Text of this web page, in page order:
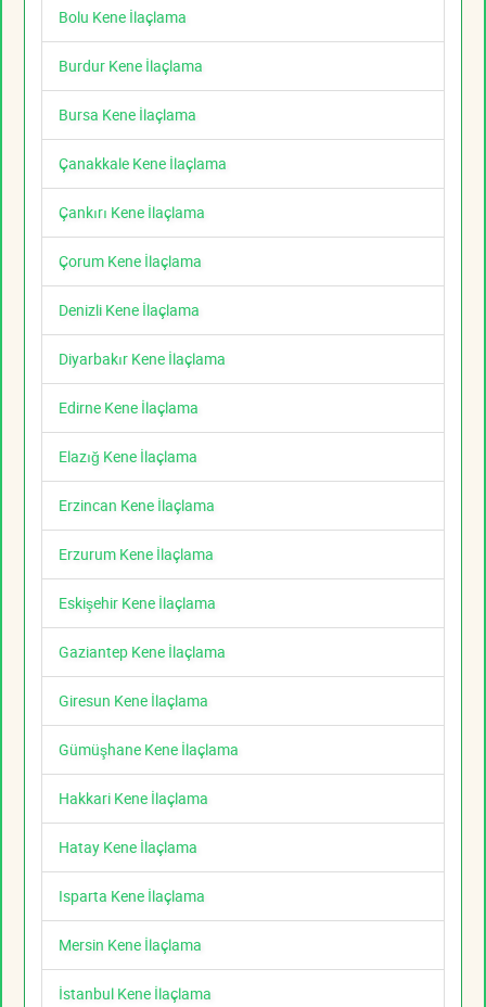
Bolu Kene İlaçlama
Burdur Kene İlaçlama
Bursa Kene İlaçlama
Çanakkale Kene İlaçlama
Çankırı Kene İlaçlama
Çorum Kene İlaçlama
Denizli Kene İlaçlama
Diyarbakır Kene İlaçlama
Edirne Kene İlaçlama
Elazığ Kene İlaçlama
Erzincan Kene İlaçlama
Erzurum Kene İlaçlama
Eskişehir Kene İlaçlama
Gaziantep Kene İlaçlama
Giresun Kene İlaçlama
Gümüşhane Kene İlaçlama
Hakkari Kene İlaçlama
Hatay Kene İlaçlama
Isparta Kene İlaçlama
Mersin Kene İlaçlama
İstanbul Kene İlaçlama